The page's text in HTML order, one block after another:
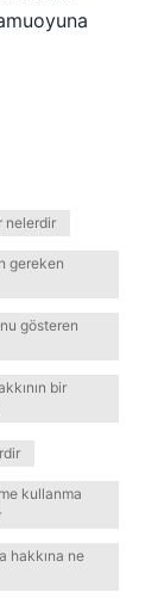
nelerdir
gereken
gösteren
bir
kullanma
hakkına ne